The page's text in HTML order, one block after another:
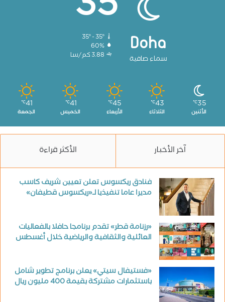
Doha
سماء صافية
35º - 35º
60%
3.88 كم/سا
35
℃
الأثنين
43
℃
الثلاثاء
45
℃
الأربعاء
41
℃
الخميس
41
℃
الجمعة
آخر الأخبار الأكثر قراءة
فنادق ريكسوس تعلن تعيين شريف كاسب
مديرا عاما تنفيذيا لـ«ريكسوس قطيفان»
«رزنامة قطر» تقدم برنامجا حافلا بالفعاليات
العائلية والثقافية والرياضية خلال أغسطس
«فستيفال سيتي» يعلن برنامج تطوير شامل
باستثمارات مشتركة بقيمة 400 مليون ريال